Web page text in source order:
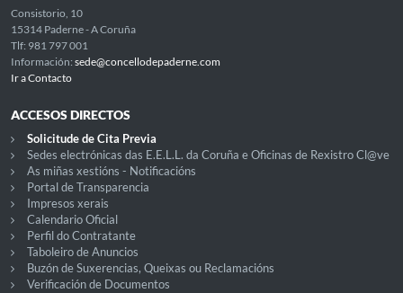
Consistorio, 10
15314 Paderne - A Coruña
Tlf: 981 797 001
Información: sede@concellodepaderne.com
Ir a Contacto
ACCESOS DIRECTOS
Solicitude de Cita Previa
Sedes electrónicas das E.E.L.L. da Coruña e Oficinas de Rexistro Cl@ve
As miñas xestións - Notificacións
Portal de Transparencia
Impresos xerais
Calendario Oficial
Perfil do Contratante
Taboleiro de Anuncios
Buzón de Suxerencias, Queixas ou Reclamacións
Verificación de Documentos